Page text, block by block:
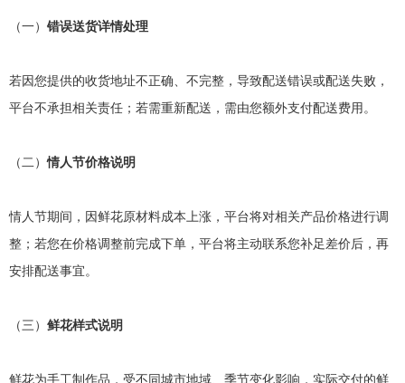
（一） 错误送货详情处理
若因您提供的收货地址不正确、不完整，导致配送错误或配送失败，
平台不承担相关责任；若需重新配送，需由您额外支付配送费用。
（二）情人节价格说明
情人节期间，因鲜花原材料成本上涨，平台将对相关产品价格进行调
整；若您在价格调整前完成下单，平台将主动联系您补足差价后，再
安排配送事宜。
（三） 鲜花样式说明
鲜花为手工制作品，受不同城市地域、季节变化影响，实际交付的鲜